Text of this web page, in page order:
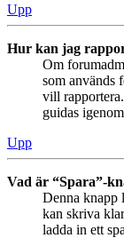
Upp
Hur kan jag
Om
som används
vill
guidas
Upp
Vad är “Spara”-
Denna knapp
kan skriva
ladda in ett